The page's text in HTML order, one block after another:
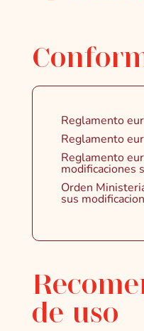
Reglamento
Reglamento
Reglamento
modificaciones
Orden
sus
de uso